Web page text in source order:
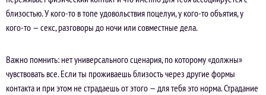
близостью. У кого-то в топе удовольствия поцелуи, у кого-то объятия, у
кого-то — секс, разговоры до ночи или совместные дела.
Важно помнить: нет универсального сценария, по которому «должны»
чувствовать все. Если ты проживаешь близость через другие формы
контакта и при этом не страдаешь от этого — для тебя это норма. Страдание